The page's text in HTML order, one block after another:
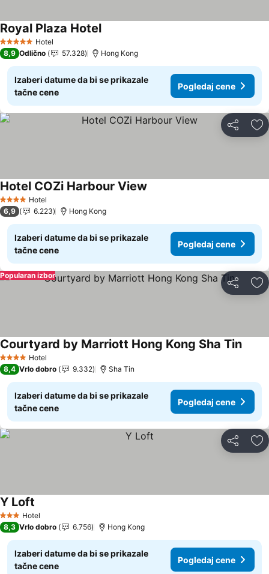
5 ZvezdiceHotel
Royal Plaza HotelPogledaj cene
8,9 Odlično 57.328 Hong Kong
Izaberi datume da bi se prikazale
tačne cene
Pogledaj cene
Deli
4 ZvezdiceHotel
Hotel COZi Harbour View
6,9 6.223 Hong Kong
Izaberi datume da bi se prikazale
tačne cene
Pogledaj cene
Deli
Popularan izbor
4 ZvezdiceHotel
Courtyard by Marriott Hong Kong Sha Tin
8,4 Vrlo dobro 9.332 Sha Tin
Izaberi datume da bi se prikazale
tačne cene
Pogledaj cene
Deli
3 Zvezdice
Hotel
Y Loft
8,3 Vrlo dobro 6.756 Hong Kong
Izaberi datume da bi se prikazale
tačne cene
Pogledaj cene